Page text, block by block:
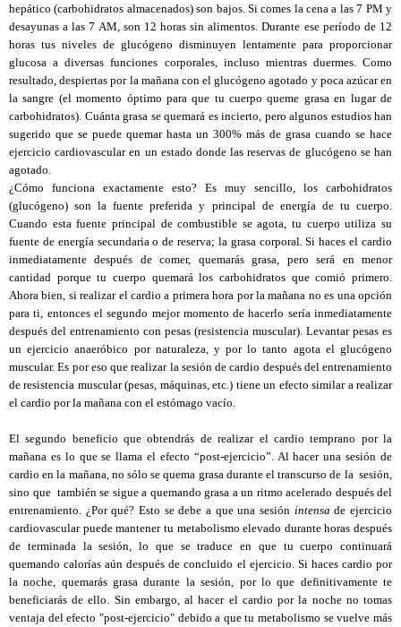
hepático (carbohidratos almacenados) son bajos. Si comes la cena a las 7 PM y
desayunas a las 7 AM, son 12 horas sin alimentos. Durante ese período de 12
horas tus niveles de glucógeno disminuyen lentamente para proporcionar
glucosa a diversas funciones corporales, incluso mientras duermes. Como
resultado, despiertas por la mañana con el glucógeno agotado y poca azúcar en
la sangre (el momento óptimo para que tu cuerpo queme grasa en lugar de
carbohidratos). Cuánta grasa se quemará es incierto, pero algunos estudios han
sugerido que se puede quemar hasta un 300% más de grasa cuando se hace
ejercicio cardiovascular en un estado donde las reservas de glucógeno se han
agotado.
¿Cómo funciona exactamente esto? Es muy sencillo, los carbohidratos
(glucógeno) son la fuente preferida y principal de energía de tu cuerpo.
Cuando esta fuente principal de combustible se agota, tu cuerpo utiliza su
fuente de energía secundaria o de reserva; la grasa corporal. Si haces el cardio
inmediatamente después de comer, quemarás grasa, pero será en menor
cantidad porque tu cuerpo quemará los carbohidratos que comió primero.
Ahora bien, si realizar el cardio a primera hora por la mañana no es una opción
para ti, entonces el segundo mejor momento de hacerlo sería inmediatamente
después del entrenamiento con pesas (resistencia muscular). Levantar pesas es
un ejercicio anaeróbico por naturaleza, y por lo tanto agota el glucógeno
muscular. Es por eso que realizar la sesión de cardio después del entrenamiento
de resistencia muscular (pesas, máquinas, etc.) tiene un efecto similar a realizar
el cardio por la mañana con el estómago vacío.
El segundo beneficio que obtendrás de realizar el cardio temprano por la
mañana es lo que se llama el efecto “post-ejercicio”. Al hacer una sesión de
cardio en la mañana, no sólo se quema grasa durante el transcurso de la sesión,
sino que también se sigue a quemando grasa a un ritmo acelerado después del
entrenamiento. ¿Por qué? Esto se debe a que una sesión intensa de ejercicio
cardiovascular puede mantener tu metabolismo elevado durante horas después
de terminada la sesión, lo que se traduce en que tu cuerpo continuará
quemando calorías aún después de concluido el ejercicio. Si haces cardio por
la noche, quemarás grasa durante la sesión, por lo que definitivamente te
beneficiarás de ello. Sin embargo, al hacer el cardio por la noche no tomas
ventaja del efecto "post-ejercicio" debido a que tu metabolismo se vuelve más